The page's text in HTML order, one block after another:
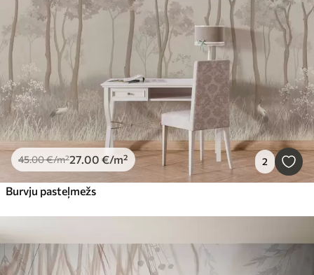
45.00€/m²27.00 €/m² 2
Burvju pasteļmežs